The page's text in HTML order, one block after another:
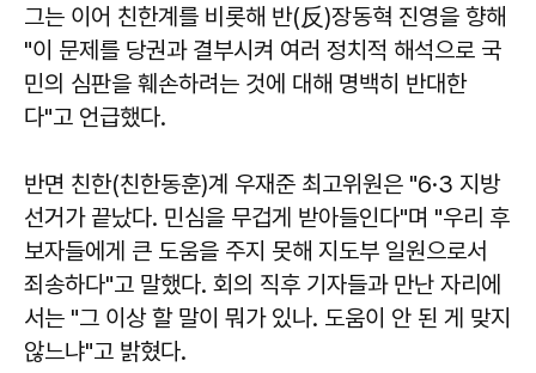
그는 이어 친한계를 비롯해 반(反)장동혁 진영을 향해
"이 문제를 당권과 결부시켜 여러 정치적 해석으로 국
민의 심판을 훼손하려는 것에 대해 명백히 반대한
다"고 언급했다.
반면 친한(친한동훈)계 우재준 최고위원은 "6·3 지방
선거가 끝났다. 민심을 무겁게 받아들인다"며 "우리 후
보자들에게 큰 도움을 주지 못해 지도부 일원으로서
죄송하다"고 말했다. 회의 직후 기자들과 만난 자리에
서는 "그 이상 할 말이 뭐가 있나. 도움이 안 된 게 맞지
않느냐"고 밝혔다.